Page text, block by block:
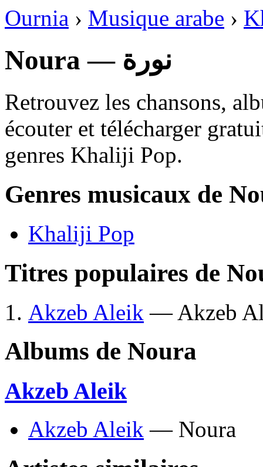
Ournia › Musique arabe ›
Noura — نورة
Retrouvez les chansons,
écouter et télécharger
genres Khaliji Pop.
Genres musicaux de
Khaliji Pop
Titres populaires de
Akzeb Aleik — Akzeb
Albums de Noura
Akzeb Aleik
Akzeb Aleik — Noura